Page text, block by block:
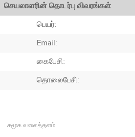
செயலாளரின் தொடர்பு விவரங்கள்
பெயர்:
Email:
கைபேசி:
தொலைபேசி:
சமூக வலைத்தளம்